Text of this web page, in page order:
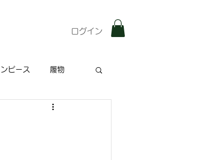
ログイン
ピース 履物
特集記事